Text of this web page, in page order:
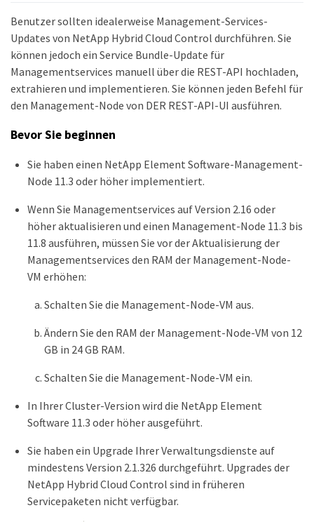
Benutzer sollten idealerweise Management-Services-
Updates von NetApp Hybrid Cloud Control durchführen. Sie
können jedoch ein Service Bundle-Update für
Managementservices manuell über die REST-API hochladen,
extrahieren und implementieren. Sie können jeden Befehl für
den Management-Node von DER REST-API-UI ausführen.
Bevor Sie beginnen
Sie haben einen NetApp Element Software-Management-
Node 11.3 oder höher implementiert.
Wenn Sie Managementservices auf Version 2.16 oder
höher aktualisieren und einen Management-Node 11.3 bis
11.8 ausführen, müssen Sie vor der Aktualisierung der
Managementservices den RAM der Management-Node-
VM erhöhen:
Schalten Sie die Management-Node-VM aus.
Ändern Sie den RAM der Management-Node-VM von 12
GB in 24 GB RAM.
Schalten Sie die Management-Node-VM ein.
In Ihrer Cluster-Version wird die NetApp Element
Software 11.3 oder höher ausgeführt.
Sie haben ein Upgrade Ihrer Verwaltungsdienste auf
mindestens Version 2.1.326 durchgeführt. Upgrades der
NetApp Hybrid Cloud Control sind in früheren
Servicepaketen nicht verfügbar.